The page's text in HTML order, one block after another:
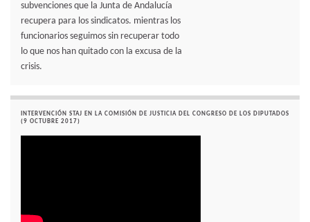
subvenciones que la Junta de Andalucía
recupera para los sindicatos. mientras los
funcionarios seguimos sin recuperar todo
lo que nos han quitado con la excusa de la
crisis.
INTERVENCIÓN STAJ EN LA COMISIÓN DE JUSTICIA DEL CONGRESO DE LOS DIPUTADOS
(9 OCTUBRE 2017)